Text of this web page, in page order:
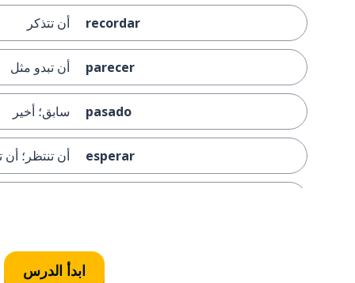
recordar أن تتذكر
parecer أن تبدو مثل
pasado سابق؛ أخير
esperar أن تنتظر؛ أن
ابدأ الدرس